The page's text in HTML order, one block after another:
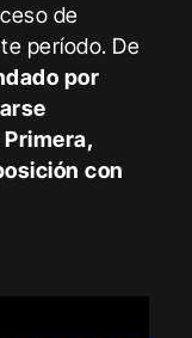
de
período. De
por
con